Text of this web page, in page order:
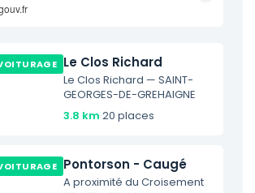
Le Clos Richard
Le Clos Richard — SAINT-
GEORGES-DE-GREHAIGNE
3.8 km·20 places
Pontorson - Caugé
A proximité du Croisement